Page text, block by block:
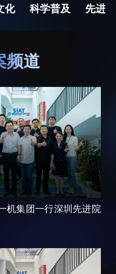
生物医学与健康工程研
生物医药与技术研究所
合成生物学研究所
材料人工智能研究所
碳中和技术研究所
科学仪器所（筹）
先进电子材料研究所
科研管理处
化 科学普及 先进
频道
机集团一行深圳先进院